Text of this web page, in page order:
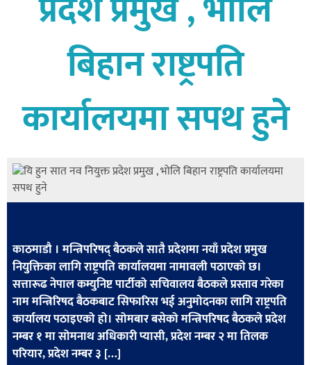
बागमती
विशेष
प्रमुख
समाचार
अन्तराष्ट्रिय
अन्तरबार्ता
अर्थ
खेलकुद
मनोरञ्जन
बिहान राष्ट्रपति
कार्यालयमा सपथ हुने
काठमाडौ । मन्त्रिपरिषद् बैठकले सातै प्रदेशमा नयाँ प्रदेश प्रमुख
नियुक्तिका लागि राष्ट्रपति कार्यालयमा नामावली पठाएको छ।
सत्तारूढ नेपाल कम्युनिष्ट पार्टीको सचिवालय बैठकले प्रस्ताव गरेका
नाम मन्त्रिरिषद बैठकबाट सिफारिस भई अनुमोदनका लागि राष्ट्रपति
कार्यालय पठाइएको हो। सोमबार बसेको मन्त्रिपरिषद बैठकले प्रदेश
नम्बर १ मा सोमनाथ अधिकारी प्यासी, प्रदेश नम्बर २ मा तिलक
परियार, प्रदेश नम्बर ३ […]